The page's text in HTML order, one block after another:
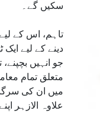
سکیں گے۔
تاہم، اس کے
دینے کے لیے
جو انہیں
متعلق تمام
میں ان کی
علاوہ الازہر